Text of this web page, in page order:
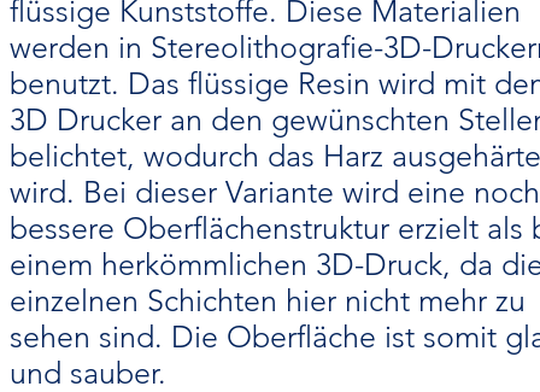
flüssige Kunststoffe. Diese Materialien
werden in Stereolithografie-3D-
benutzt. Das flüssige Resin wird mit
3D Drucker an den gewünschten
belichtet, wodurch das Harz
wird. Bei dieser Variante wird eine noch
bessere Oberflächenstruktur erzielt als
einem herkömmlichen 3D-Druck, da
einzelnen Schichten hier nicht mehr zu
sehen sind. Die Oberfläche ist somit
und sauber.